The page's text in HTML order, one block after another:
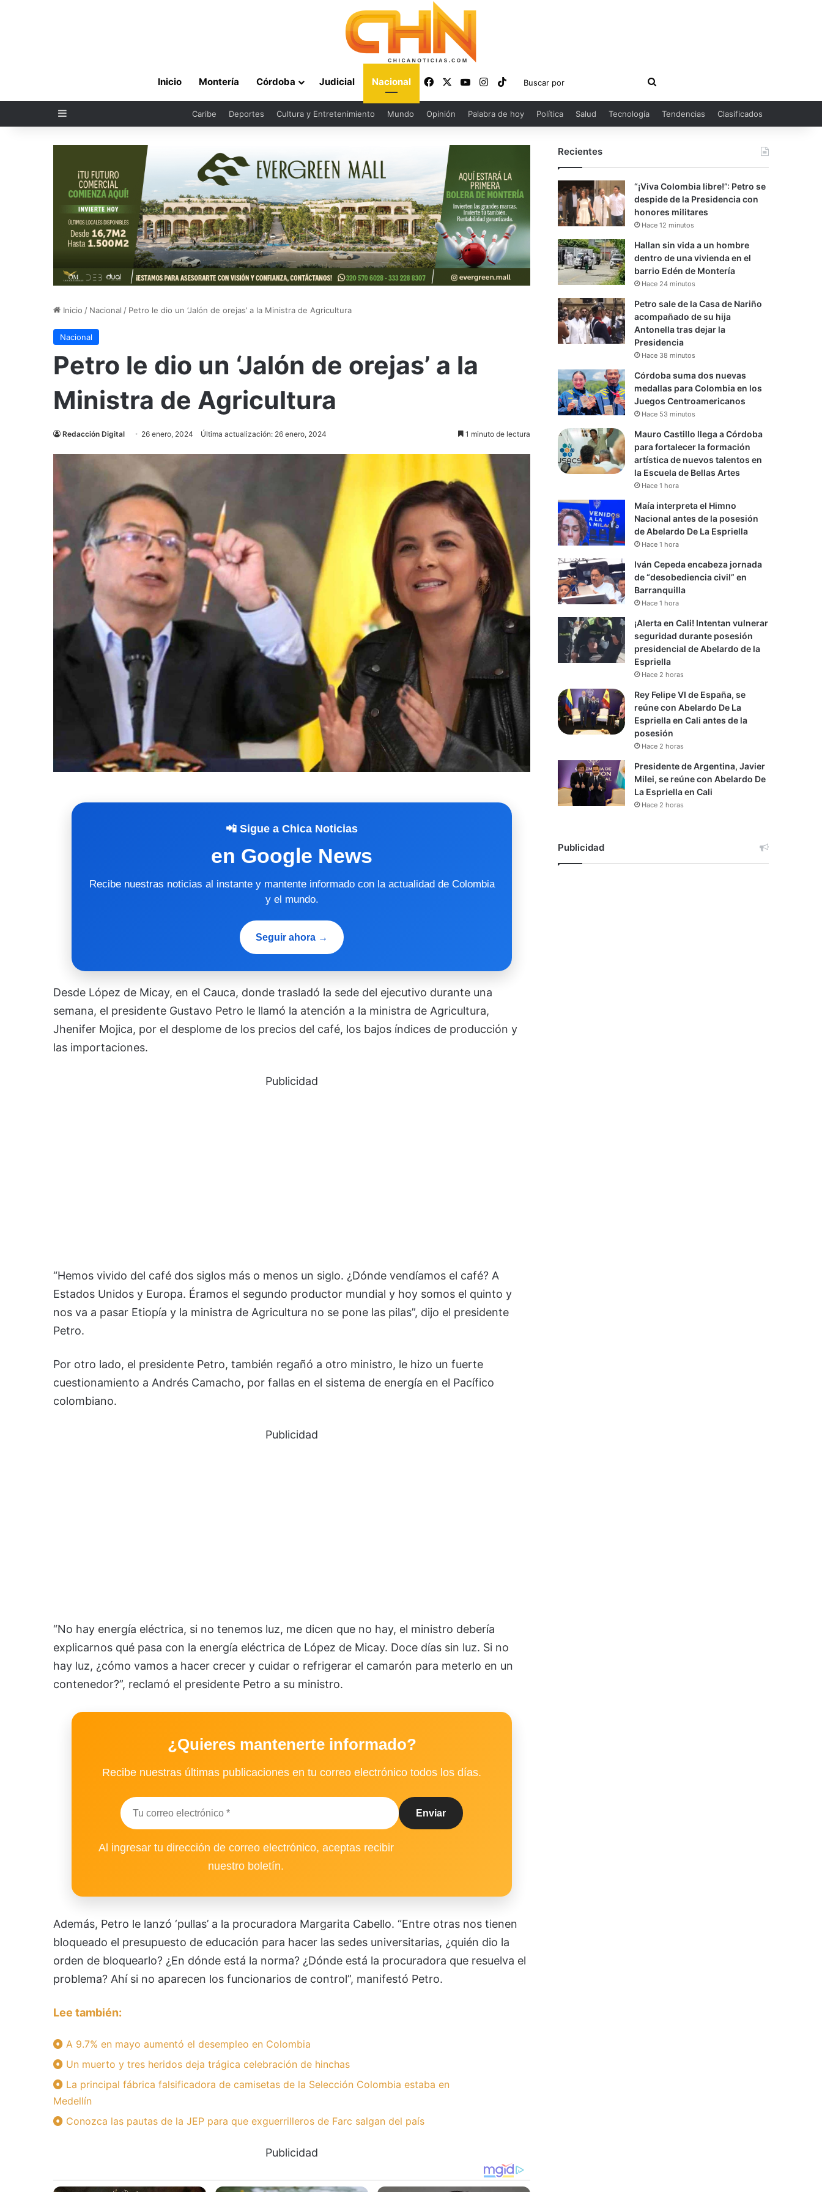
Inicio Montería Córdoba Judicial Nacional FacebookYouTubeInstagram
TikTok
Buscar
por
Sidebar Caribe Deportes Cultura y Entretenimiento Mundo Opinión Palabra de hoy Política Salud Tecnología Tendencias Clasificados
Inicio / Nacional / Petro le dio un ‘Jalón de orejas’ a la Ministra de Agricultura
Nacional
Petro le dio un ‘Jalón de orejas’ a la
Ministra de Agricultura
Redacción Digital 26 enero, 2024 Última actualización: 26 enero, 2024 1 minuto de lectura
📲 Sigue a Chica Noticias
en Google News
Recibe nuestras noticias al instante y mantente informado con la actualidad de Colombia
y el mundo.
Seguir ahora →
Desde López de Micay, en el Cauca, donde trasladó la sede del ejecutivo durante una
semana, el presidente Gustavo Petro le llamó la atención a la ministra de Agricultura,
Jhenifer Mojica, por el desplome de los precios del café, los bajos índices de producción y
las importaciones.
Publicidad
“Hemos vivido del café dos siglos más o menos un siglo. ¿Dónde vendíamos el café? A
Estados Unidos y Europa. Éramos el segundo productor mundial y hoy somos el quinto y
nos va a pasar Etiopía y la ministra de Agricultura no se pone las pilas”, dijo el presidente
Petro.
Por otro lado, el presidente Petro, también regañó a otro ministro, le hizo un fuerte
cuestionamiento a Andrés Camacho, por fallas en el sistema de energía en el Pacífico
colombiano.
Publicidad
“No hay energía eléctrica, si no tenemos luz, me dicen que no hay, el ministro debería
explicarnos qué pasa con la energía eléctrica de López de Micay. Doce días sin luz. Si no
hay luz, ¿cómo vamos a hacer crecer y cuidar o refrigerar el camarón para meterlo en un
contenedor?”, reclamó el presidente Petro a su ministro.
¿Quieres mantenerte informado?
Recibe nuestras últimas publicaciones en tu correo electrónico todos los días.
Al ingresar tu dirección de correo electrónico, aceptas recibir
nuestro boletín.
Además, Petro le lanzó ‘pullas’ a la procuradora Margarita Cabello. “Entre otras nos tienen
bloqueado el presupuesto de educación para hacer las sedes universitarias, ¿quién dio la
orden de bloquearlo? ¿En dónde está la norma? ¿Dónde está la procuradora que resuelva el
problema? Ahí si no aparecen los funcionarios de control”, manifestó Petro.
Lee también:
A 9.7% en mayo aumentó el desempleo en Colombia
Un muerto y tres heridos deja trágica celebración de hinchas
La principal fábrica falsificadora de camisetas de la Selección Colombia estaba en
Medellín
Conozca las pautas de la JEP para que exguerrilleros de Farc salgan del país
Publicidad
Recientes
“¡Viva Colombia libre!”: Petro se
despide de la Presidencia con
honores militares
Hace 12 minutos
Hallan sin vida a un hombre
dentro de una vivienda en el
barrio Edén de Montería
Hace 24 minutos
Petro sale de la Casa de Nariño
acompañado de su hija
Antonella tras dejar la
Presidencia
Hace 38 minutos
Córdoba suma dos nuevas
medallas para Colombia en los
Juegos Centroamericanos
Hace 53 minutos
Mauro Castillo llega a Córdoba
para fortalecer la formación
artística de nuevos talentos en
la Escuela de Bellas Artes
Hace 1 hora
Maía interpreta el Himno
Nacional antes de la posesión
de Abelardo De La Espriella
Hace 1 hora
Iván Cepeda encabeza jornada
de “desobediencia civil” en
Barranquilla
Hace 1 hora
¡Alerta en Cali! Intentan vulnerar
seguridad durante posesión
presidencial de Abelardo de la
Espriella
Hace 2 horas
Rey Felipe VI de España, se
reúne con Abelardo De La
Espriella en Cali antes de la
posesión
Hace 2 horas
Presidente de Argentina, Javier
Milei, se reúne con Abelardo De
La Espriella en Cali
Hace 2 horas
Publicidad